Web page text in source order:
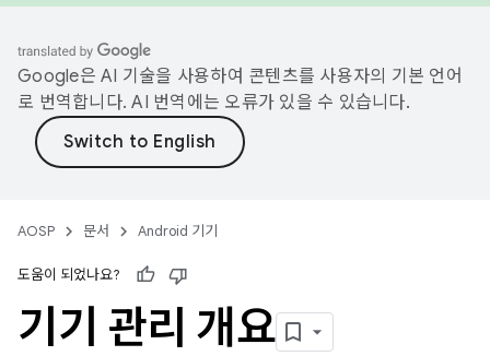
Google은 AI 기술을 사용하여 콘텐츠를 사용자의 기본 언어
로 번역합니다. AI 번역에는 오류가 있을 수 있습니다.
AOSP 문서 Android 기기
도움이 되었나요?
기기 관리 개요